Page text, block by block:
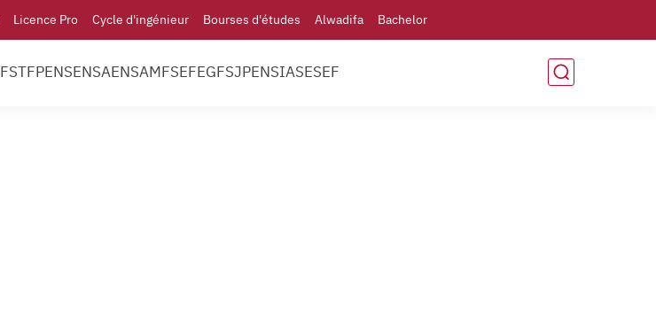
Licence Pro Cycle d'ingénieur Bourses d'études Alwadifa Bachelor
FSTFPENSENSAENSAMFSEFEGFSJPENSIASESEF